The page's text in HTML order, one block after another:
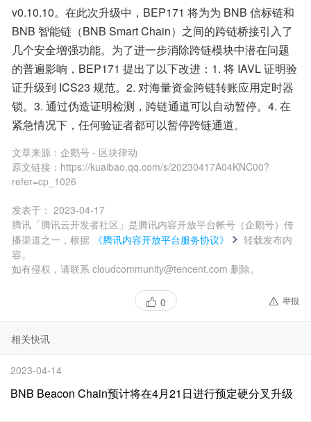
v0.10.10。在此次升级中，BEP171 将为为 BNB 信标链和
BNB 智能链（BNB Smart Chain）之间的跨链桥接引入了
几个安全增强功能。为了进一步消除跨链模块中潜在问题
的普遍影响，BEP171 提出了以下改进：1. 将 IAVL 证明验
证升级到 ICS23 规范。2. 对海量资金跨链转账应用定时器
锁。3. 通过伪造证明检测，跨链通道可以自动暂停。4. 在
紧急情况下，任何验证者都可以暂停跨链通道。
文章来源： 企鹅号 - 区块律动
原文链接： https://kuaibao.qq.com/s/20230417A04KNC00?
refer=cp_1026
发表于： 2023-04-17
腾讯「腾讯云开发者社区」是腾讯内容开放平台帐号（企鹅号）传
播渠道之一，根据
《腾讯内容开放平台服务协议》
转载发布内
容。
如有侵权，请联系 cloudcommunity@tencent.com 删除。
0 举报
相关快讯
2023-04-14
BNB Beacon Chain预计将在4月21日进行预定硬分叉升级